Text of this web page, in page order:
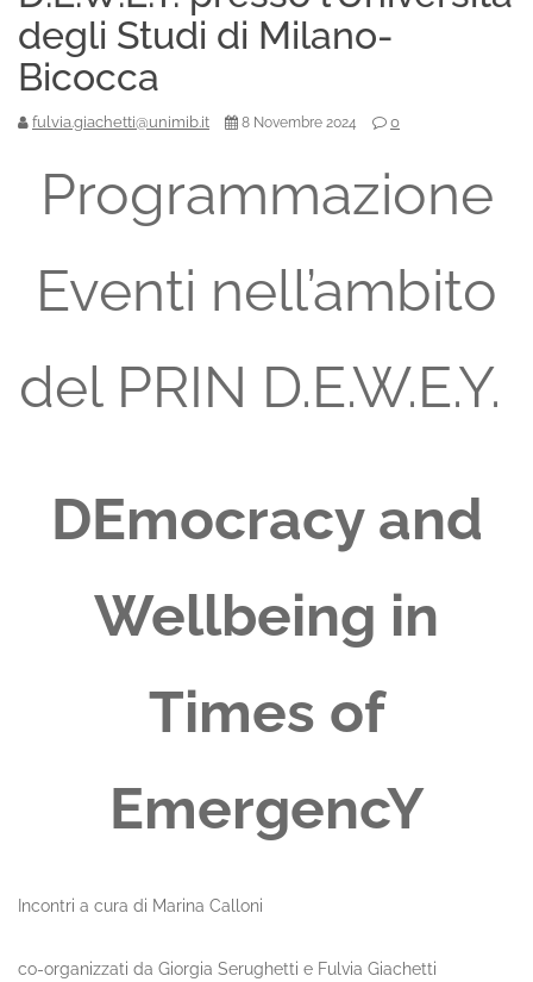
degli Studi di Milano-
Bicocca
fulvia.giachetti@unimib.it 8 Novembre 2024 0
Programmazione
Eventi nell’ambito
del PRIN D.E.W.E.Y.
DEmocracy and
Wellbeing in
Times of
EmergencY
Incontri a cura di Marina Calloni
co-organizzati da Giorgia Serughetti e Fulvia Giachetti